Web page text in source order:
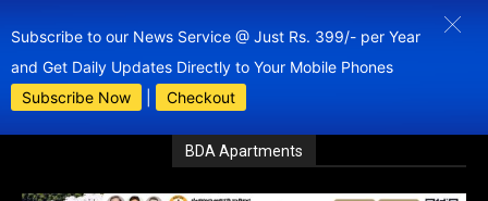
Subscribe to our News Service @ Just Rs. 399/- per Year
and Get Daily Updates Directly to Your Mobile Phones
Subscribe Now
Checkout
BDA Apartments